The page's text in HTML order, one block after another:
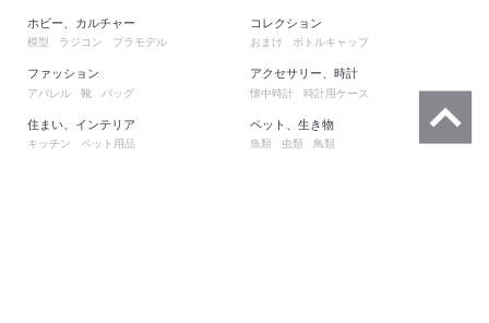
ホビー、カルチャー
模型 ラジコン プラモデル
ファッション
アパレル 靴 バッグ
住まい、インテリア
キッチン ペット用品
コレクション
おまけ ボトルキャップ
アクセサリー、時計
懐中時計 時計用ケース
ペット、生き物
魚類 虫類 鳥類